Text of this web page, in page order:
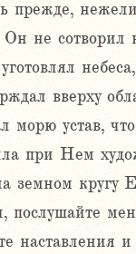
прежде,
Он не
небеса,
вверху
морю устав,
при Нем
земном кругу
послушайте
наставления и